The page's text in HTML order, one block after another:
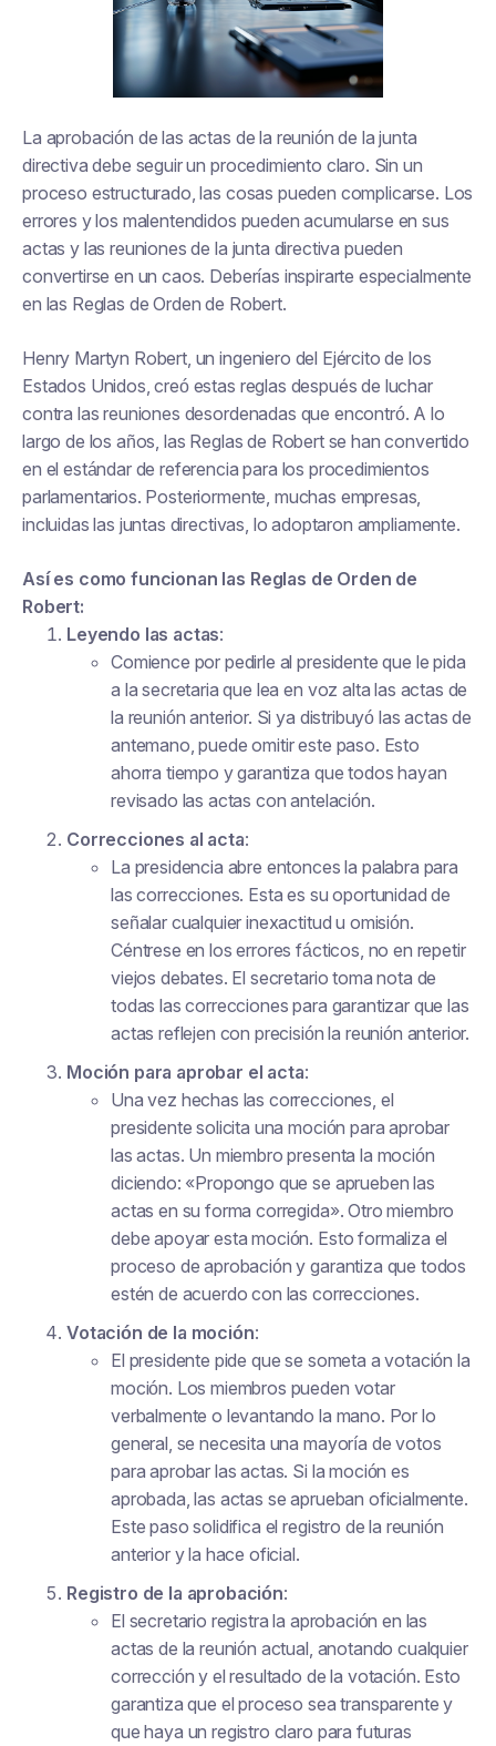
La aprobación de las actas de la reunión de la junta
directiva debe seguir un procedimiento claro. Sin un
proceso estructurado, las cosas pueden complicarse. Los
errores y los malentendidos pueden acumularse en sus
actas y las reuniones de la junta directiva pueden
convertirse en un caos. Deberías inspirarte especialmente
en las Reglas de Orden de Robert.
Henry Martyn Robert, un ingeniero del Ejército de los
Estados Unidos, creó estas reglas después de luchar
contra las reuniones desordenadas que encontró. A lo
largo de los años, las Reglas de Robert se han convertido
en el estándar de referencia para los procedimientos
parlamentarios. Posteriormente, muchas empresas,
incluidas las juntas directivas, lo adoptaron ampliamente.
Así es como funcionan las Reglas de Orden de
Robert:
Leyendo las actas:
Comience por pedirle al presidente que le pida
a la secretaria que lea en voz alta las actas de
la reunión anterior. Si ya distribuyó las actas de
antemano, puede omitir este paso. Esto
ahorra tiempo y garantiza que todos hayan
revisado las actas con antelación.
Correcciones al acta:
La presidencia abre entonces la palabra para
las correcciones. Esta es su oportunidad de
señalar cualquier inexactitud u omisión.
Céntrese en los errores fácticos, no en repetir
viejos debates. El secretario toma nota de
todas las correcciones para garantizar que las
actas reflejen con precisión la reunión anterior.
Moción para aprobar el acta:
Una vez hechas las correcciones, el
presidente solicita una moción para aprobar
las actas. Un miembro presenta la moción
diciendo: «Propongo que se aprueben las
actas en su forma corregida». Otro miembro
debe apoyar esta moción. Esto formaliza el
proceso de aprobación y garantiza que todos
estén de acuerdo con las correcciones.
Votación de la moción:
El presidente pide que se someta a votación la
moción. Los miembros pueden votar
verbalmente o levantando la mano. Por lo
general, se necesita una mayoría de votos
para aprobar las actas. Si la moción es
aprobada, las actas se aprueban oficialmente.
Este paso solidifica el registro de la reunión
anterior y la hace oficial.
Registro de la aprobación:
El secretario registra la aprobación en las
actas de la reunión actual, anotando cualquier
corrección y el resultado de la votación. Esto
garantiza que el proceso sea transparente y
que haya un registro claro para futuras